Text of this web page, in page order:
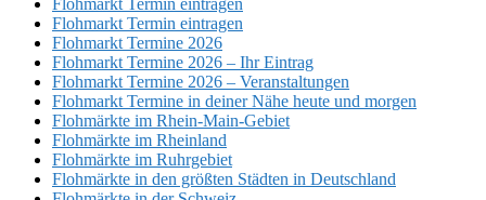
Flohmarkt Termin eintragen
Flohmarkt Termin eintragen
Flohmarkt Termine 2026
Flohmarkt Termine 2026 – Ihr Eintrag
Flohmarkt Termine 2026 – Veranstaltungen
Flohmarkt Termine in deiner Nähe heute und morgen
Flohmärkte im Rhein-Main-Gebiet
Flohmärkte im Rheinland
Flohmärkte im Ruhrgebiet
Flohmärkte in den größten Städten in Deutschland